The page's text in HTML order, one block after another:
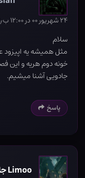
۲۴ شهریور ۰۰ در ۱۲:۰۰ ب٫ظ
سلام
مثل همیشه یه اپیزود
خونه دوم هریه و این
جادویی آشنا میشیم.
پاسخ
Limoo جان